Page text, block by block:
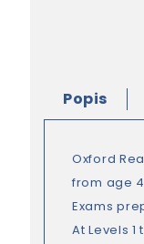
Popis
Oxford
from age
Exams
At Levels